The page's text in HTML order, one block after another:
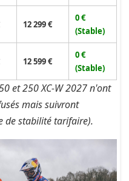
12 299 €
0 €
(Stable)
12 599 €
0 €
(Stable)
et 250 XC-W 2027 n'ont
mais suivront
de stabilité tarifaire).